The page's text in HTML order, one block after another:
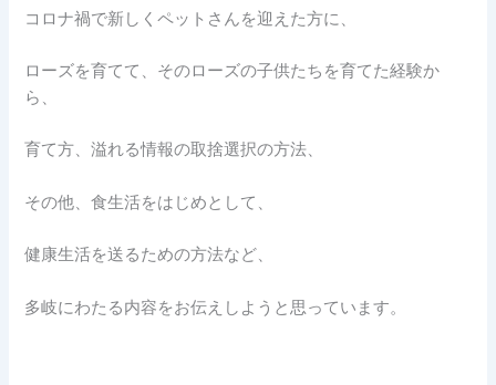
コロナ禍で新しくペットさんを迎えた方に、
ローズを育てて、そのローズの子供たちを育てた経験か
ら、
育て方、溢れる情報の取捨選択の方法、
その他、食生活をはじめとして、
健康生活を送るための方法など、
多岐にわたる内容をお伝えしようと思っています。